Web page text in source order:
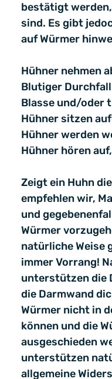
bestätigt
sind. Es gibt
auf Würmer
Hühner nehmen
Blutiger Durchfall
Blasse und/oder
Hühner sitzen
Hühner werden
Hühner hören
Zeigt ein Huhn
empfehlen wir,
und
Würmer
natürliche Weise
immer Vorrang!
unterstützen die
die Darmwand
Würmer nicht in
können und die
ausgeschieden
unterstützen
allgemeine